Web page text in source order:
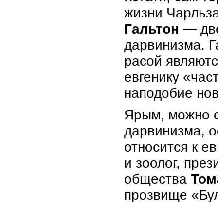
жизни
Гальтон —
дарвинизма.
расой
евгенику
наподобие
Ярым, можно
дарвинизма,
относится к
и зоолог,
общества
прозвище